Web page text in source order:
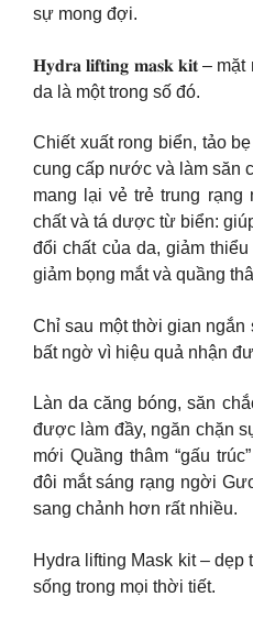
sự mong đợi.
𝐇𝐲𝐝𝐫𝐚 𝐥𝐢𝐟𝐭𝐢𝐧𝐠 𝐦𝐚𝐬𝐤 𝐤𝐢𝐭 –
da là một trong số đó.
Chiết xuất rong biển, tảo
cung cấp nước và làm săn
mang lại vẻ trẻ trung rạng
chất và tá dược từ biển:
đổi chất của da, giảm
giảm bọng mắt và quầng
Chỉ sau một thời gian ngắn
bất ngờ vì hiệu quả nhận
Làn da căng bóng, săn
được làm đầy, ngăn chặn
mới Quầng thâm “gấu
đôi mắt sáng rạng ngời
sang chảnh hơn rất nhiều.
Hydra lifting Mask kit –
sống trong mọi thời tiết.